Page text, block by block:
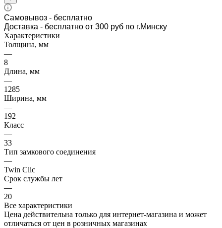
Самовывоз - бесплатно
Доставка - бесплатно от 300 руб по г.Минску
Характеристики
Толщина, мм
—
8
Длина, мм
—
1285
Ширина, мм
—
192
Класс
—
33
Тип замкового соединения
—
Twin Clic
Срок службы лет
—
20
Все характеристики
Цена действительна только для интернет-магазина и может
отличаться от цен в розничных магазинах